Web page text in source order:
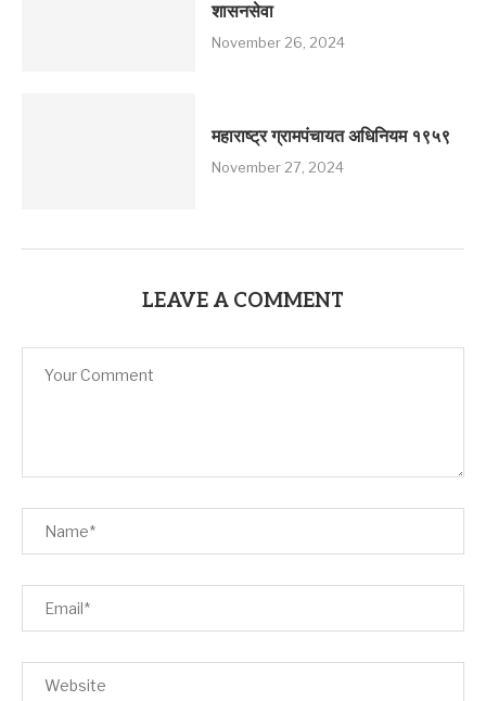
शासनसेवा
November 26, 2024
महाराष्ट्र ग्रामपंचायत अधिनियम १९५९
November 27, 2024
LEAVE A COMMENT